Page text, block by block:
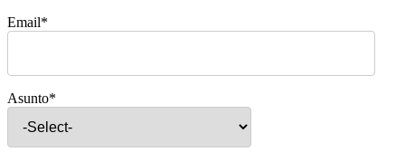
Email*
Asunto*